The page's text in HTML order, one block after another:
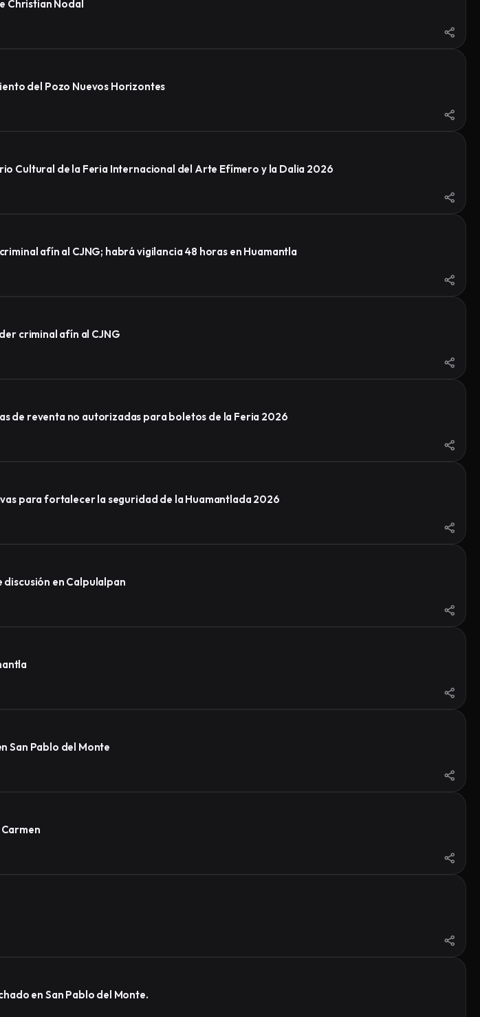
Christian Nodal
del Pozo Nuevos Horizontes
Cultural de la Feria Internacional del Arte Efímero y la Dalia 2026
afín al CJNG; habrá vigilancia 48 horas en Huamantla
criminal afín al CJNG
de reventa no autorizadas para boletos de la Feria 2026
para fortalecer la seguridad de la Huamantlada 2026
en Calpulalpan
en San Pablo del Monte.